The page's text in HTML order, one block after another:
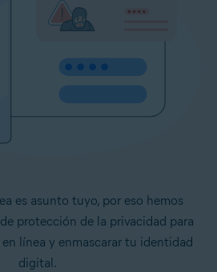
es asunto tuyo, por eso hemos
protección de la privacidad para
línea y enmascarar tu identidad
digital.